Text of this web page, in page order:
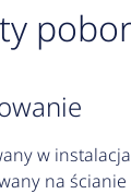
w
na ścianie